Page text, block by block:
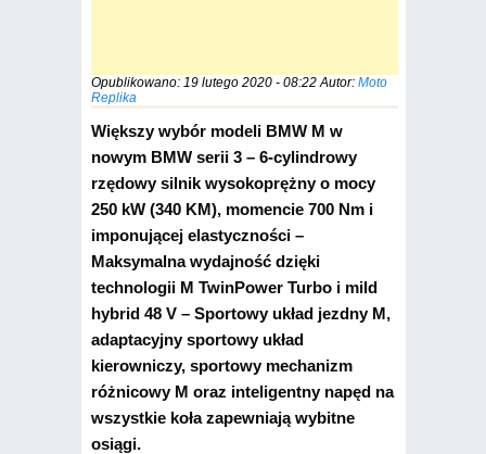
Opublikowano: 19 lutego 2020 - 08:22Autor: Moto
Replika
Większy wybór modeli BMW M w
nowym BMW serii 3 – 6-cylindrowy
rzędowy silnik wysokoprężny o mocy
250 kW (340 KM), momencie 700 Nm i
imponującej elastyczności –
Maksymalna wydajność dzięki
technologii M TwinPower Turbo i mild
hybrid 48 V – Sportowy układ jezdny M,
adaptacyjny sportowy układ
kierowniczy, sportowy mechanizm
różnicowy M oraz inteligentny napęd na
wszystkie koła zapewniają wybitne
osiągi.